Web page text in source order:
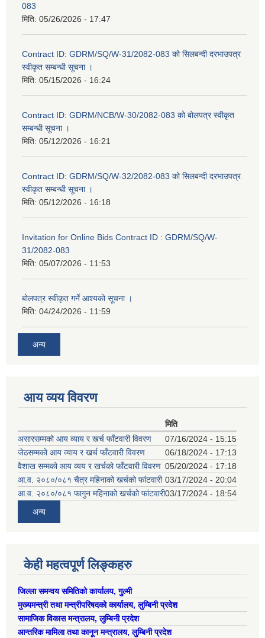
083
मिति: 05/26/2026 - 17:47
Contract ID: GDRM/SQ/W-31/2082-083 को सिलबन्दी दरभाउपत्र
स्वीकृत सम्बन्धी सूचना ।
मिति: 05/15/2026 - 16:24
Contract ID: GDRM/NCB/W-30/2082-083 को बोलपत्र स्वीकृत
सम्बन्धी सूचना ।
मिति: 05/12/2026 - 16:21
Contract ID: GDRM/SQ/W-32/2082-083 को सिलबन्दी दरभाउपत्र
स्वीकृत सम्बन्धी सूचना ।
मिति: 05/12/2026 - 16:18
Invitation for Online Bids Contract ID : GDRM/SQ/W-
31/2082-083
मिति: 05/07/2026 - 11:53
बोलपत्र स्वीकृत गर्ने आश्यको सूचना ।
मिति: 04/24/2026 - 11:59
अन्य
आय व्यय विवरण
मिति
असारसम्मको आय व्याय र खर्च फाँटवारी विवरण
07/16/2024 - 15:15
जेठसम्मको आय व्याय र खर्च फाँटवारी विवरण
06/18/2024 - 17:13
वैशाख सम्मको आय व्यय र खर्चको फाँटवारी विवरण 05/20/2024 - 17:18
आ.व. २०८०/०८१ चैत्र महिनाको खर्चको फांटवारी 03/17/2024 - 20:04
आ.व. २०८०/०८१ फागुन महिनाको खर्चको फांटवारी03/17/2024 - 18:54
अन्य
केही महत्वपूर्ण लिङ्कहरु
जिल्ला समन्वय समितिको कार्यालय, गुल्मी
मुख्यमन्त्री तथा मन्त्रीपरिषदको कार्यालय, लुम्बिनी प्रदेश
सामाजिक विकास मन्त्रालय, लुम्बिनी प्रदेश
आन्तरिक मामिला तथा कानून मन्त्रालय, लुम्बिनी प्रदेश